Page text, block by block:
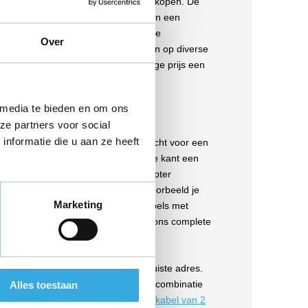
Over
te bieden en om ons
partners voor social
die u aan ze heeft
Marketing
Alles toestaan
Dit betekent dat de kabel niet in een
plastic. Als je wel een kabel in de
een kleine meerprijs. Wij besparen op diverse
waardoor jij voor een bijzonder lage prijs een
kabels. Zo kun je bij ons terecht voor een
aansluiting heeft en aan de andere kant een
in een USB-poort van de adapter
of je iPhone verbinden met bijvoorbeeld je
We hebben iPhone kabels met
opladen? Kijk dan ook eens bij ons complete
ben je bij Kabelmaatje aan het juiste adres.
iPad Pro 3e generatie opladen, in combinatie
C kabel van 1 meterof eenUSB-C kabel van 2